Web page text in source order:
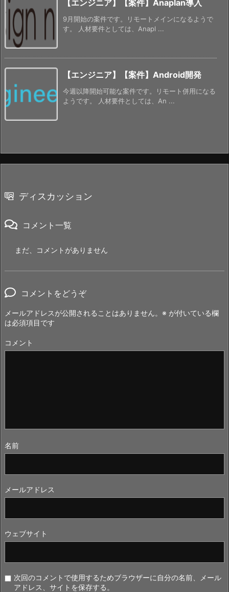
【エンジニア】【案件】Anaplan導入
9月開始の案件です。リモートメインになるようで
す。 人材要件としては、Anapl ...
【エンジニア】【案件】Android開発
今週以降開始可能な案件です。リモート併用になる
ようです。 人材要件としては、An ...
ディスカッション
コメント一覧
まだ、コメントがありません
コメントをどうぞ
メールアドレスが公開されることはありません。 ※ が付いている欄
は必須項目です
コメント
名前
メールアドレス
ウェブサイト
次回のコメントで使用するためブラウザーに自分の名前、メール
アドレス、サイトを保存する。